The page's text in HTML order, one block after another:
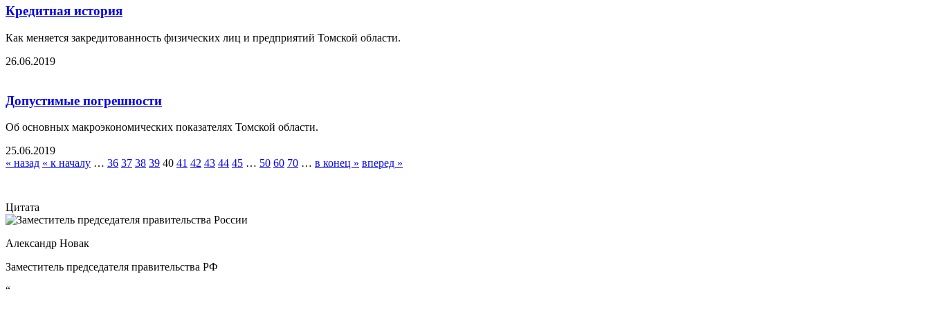
Кредитная история
Как меняется закредитованность физических лиц и предприятий Томской области.
26.06.2019
Допустимые погрешности
Об основных макроэкономических показателях Томской области.
25.06.2019
« назад « к началу … 36 37 38 39 40 41 42 43 44 45 … 50 60 70 … в конец » вперед »
Цитата
Александр Новак
Заместитель председателя правительства РФ
“